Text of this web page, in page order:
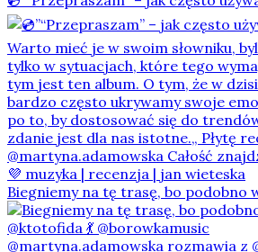
Biegniemy na tę trasę, bo podobno
@martyna.adamowska rozmawia z